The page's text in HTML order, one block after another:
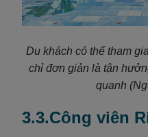
Du khách có thể tham
chỉ đơn giản là tận
quanh
3.3.Công viên